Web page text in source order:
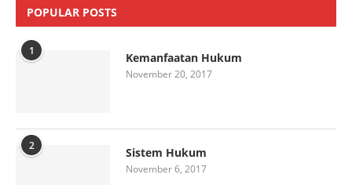
POPULAR POSTS
1 Kemanfaatan Hukum
November 20, 2017
2 Sistem Hukum
November 6, 2017